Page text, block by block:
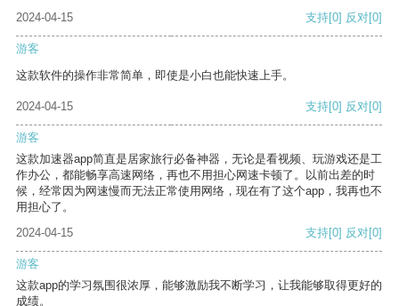
2024-04-15
支持[0] 反对[0]
游客
这款软件的操作非常简单，即使是小白也能快速上手。
2024-04-15 支持[0] 反对[0]
游客
这款加速器app简直是居家旅行必备神器，无论是看视频、玩游戏还是工
作办公，都能畅享高速网络，再也不用担心网速卡顿了。以前出差的时
候，经常因为网速慢而无法正常使用网络，现在有了这个app，我再也不
用担心了。
2024-04-15
支持[0] 反对[0]
游客
这款app的学习氛围很浓厚，能够激励我不断学习，让我能够取得更好的
成绩。